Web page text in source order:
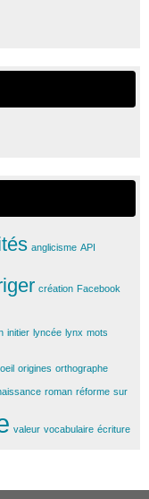
anglicisme API
création Facebook
initier lyncée lynx mots
oeil origines orthographe
roman réforme sur
valeur vocabulaire écriture